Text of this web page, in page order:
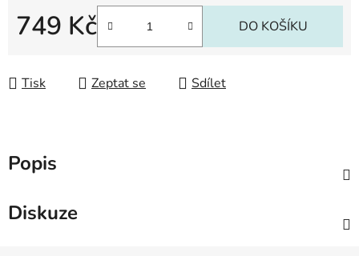
749 Kč DO KOŠÍKU
Tisk Zeptat se Sdílet
Popis
Diskuze